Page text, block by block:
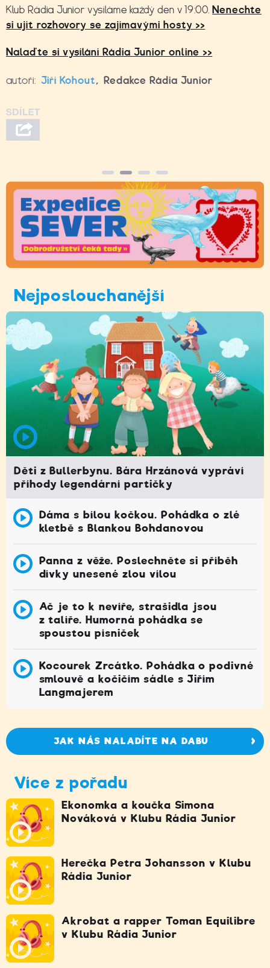
Klub Rádia Junior vysíláme každý den v 19:00.Nenechte
si ujít rozhovory se zajímavými hosty >>
Nalaďte si vysílání Rádia Junior online >>
autoři: Jiří Kohout, Redakce Rádia Junior
Nejposlouchanější
Děti z Bullerbynu. Bára Hrzánová vypráví
příhody legendární partičky
Dáma s bílou kočkou. Pohádka o zlé
kletbě s Blankou Bohdanovou
Panna z věže. Poslechněte si příběh
dívky unesené zlou vílou
Ač je to k nevíře, strašidla jsou
z talíře. Humorná pohádka se
spoustou písniček
Kocourek Zrcátko. Pohádka o podivné
smlouvě a kočičím sádle s Jiřím
Langmajerem
JAK NÁS NALADÍTE NA DABU
Více z pořadu
Ekonomka a koučka Simona
Nováková v Klubu Rádia Junior
Herečka Petra Johansson v Klubu
Rádia Junior
Akrobat a rapper Toman Equilibre
v Klubu Rádia Junior